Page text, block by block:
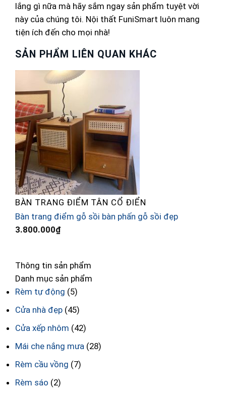
lắng gì nữa mà hãy sắm ngay sản phẩm tuyệt vời
này của chúng tôi. Nội thất FuniSmart luôn mang
tiện ích đến cho mọi nhà!
SẢN PHẨM LIÊN QUAN KHÁC
BÀN TRANG ĐIỂM TÂN CỔ ĐIỂN
Bàn trang điểm gỗ sồi bàn phấn gỗ sồi đẹp
3.800.000₫
Thông tin sản phẩm
Danh mục sản phẩm
Rèm tự động (5)
Cửa nhà đẹp (45)
Cửa xếp nhôm (42)
Mái che nắng mưa (28)
Rèm cầu vồng (7)
Rèm sáo (2)